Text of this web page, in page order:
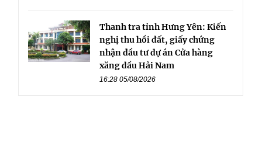
Thanh tra tỉnh Hưng Yên: Kiến
nghị thu hồi đất, giấy chứng
nhận đầu tư dự án Cửa hàng
xăng dầu Hải Nam
16:28 05/08/2026